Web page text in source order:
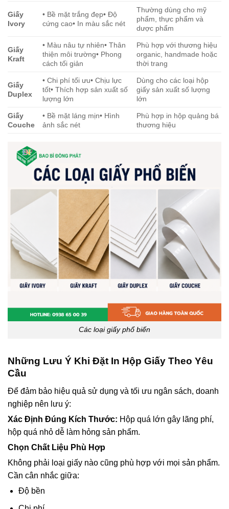
Giấy
Ivory
• Bề mặt trắng đẹp• Độ
cứng cao• In màu sắc nét
Thường dùng cho mỹ
phẩm, thực phẩm và
dược phẩm
Giấy
Kraft
• Màu nâu tự nhiên• Thân
thiện môi trường• Phong
cách tối giản
Phù hợp với thương hiệu
organic, handmade hoặc
thời trang
Giấy
Duplex
• Chi phí tối ưu• Chịu lực
tốt• Thích hợp sản xuất số
lượng lớn
Dùng cho các loại hộp
giấy sản xuất số lượng
lớn
Giấy
Couche
• Bề mặt láng mịn• Hình
ảnh sắc nét
Phù hợp in hộp quảng bá
thương hiệu
Các loại giấy phổ biến
Những Lưu Ý Khi Đặt In Hộp Giấy Theo Yêu
Cầu
Để đảm bảo hiệu quả sử dụng và tối ưu ngân sách, doanh
nghiệp nên lưu ý:
Xác Định Đúng Kích Thước: Hộp quá lớn gây lãng phí,
hộp quá nhỏ dễ làm hỏng sản phẩm.
Chọn Chất Liệu Phù Hợp
Không phải loại giấy nào cũng phù hợp với mọi sản phẩm.
Cần cân nhắc giữa:
Độ bền